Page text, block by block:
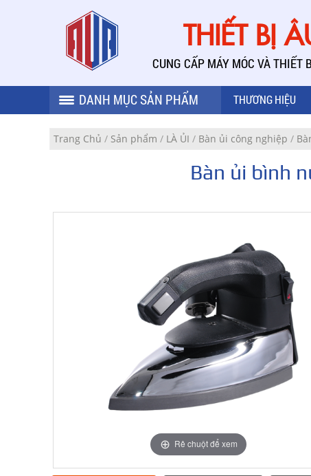
THIẾT BỊ
CUNG CẤP MÁY MÓC VÀ THIẾT
DANH MỤC SẢN PHẨM THƯƠNG HIỆU
Trang Chủ / Sản phẩm / LÀ ỦI / Bàn ủi công nghiệp /
Bàn ủi bình
Rê chuột để xem